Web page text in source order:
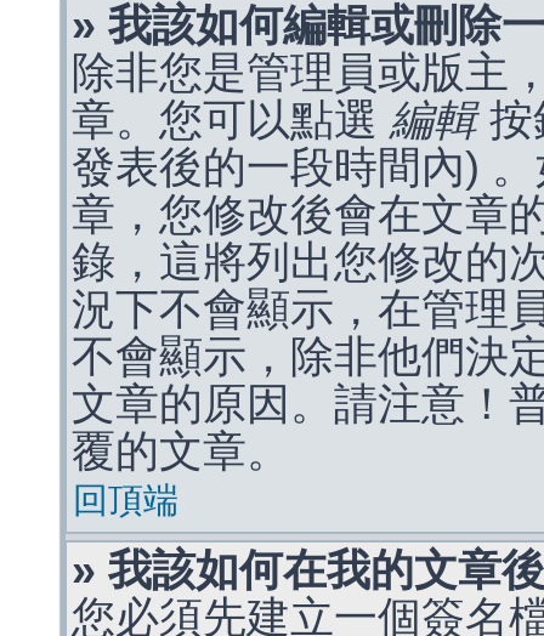
» 我該如何編輯或刪除
除非您是管理員或版主
章。您可以點選 編輯按
發表後的一段時間內)
章，您修改後會在文章
錄，這將列出您修改的
況下不會顯示，在管理
不會顯示，除非他們決
文章的原因。請注意！
覆的文章。
回頂端
» 我該如何在我的文章
您必須先建立一個簽名